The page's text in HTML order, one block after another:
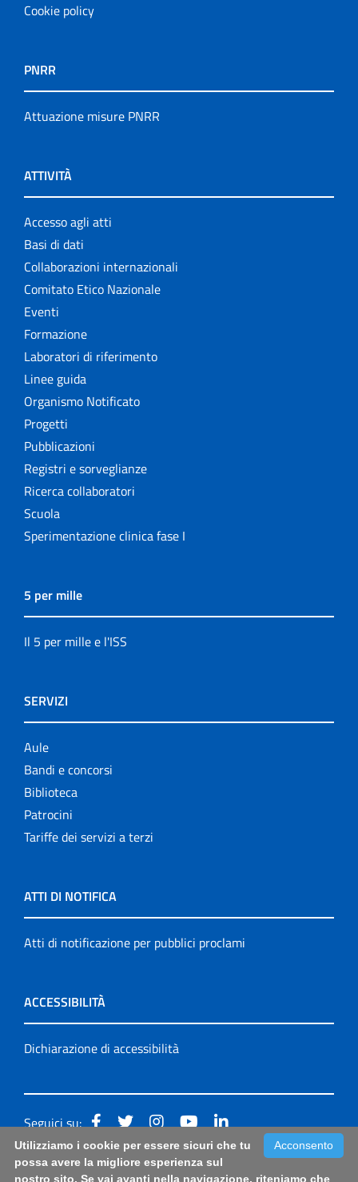
Cookie policy
PNRR
Attuazione misure PNRR
ATTIVITÀ
Accesso agli atti
Basi di dati
Collaborazioni internazionali
Comitato Etico Nazionale
Eventi
Formazione
Laboratori di riferimento
Linee guida
Organismo Notificato
Progetti
Pubblicazioni
Registri e sorveglianze
Ricerca collaboratori
Scuola
Sperimentazione clinica fase I
5 per mille
Il 5 per mille e l'ISS
SERVIZI
Aule
Bandi e concorsi
Biblioteca
Patrocini
Tariffe dei servizi a terzi
ATTI DI NOTIFICA
Atti di notificazione per pubblici proclami
ACCESSIBILITÀ
Dichiarazione di accessibilità
Seguici su:
Accessibilità: form di segnalazione di prima istanza per
Acconsento
Utilizziamo i cookie per essere sicuri che tu
possa avere la migliore esperienza sul
nostro sito. Se vai avanti nella navigazione, riteniamo che